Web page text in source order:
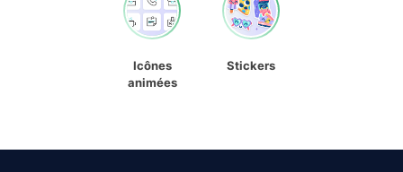
Icônes
animées
Stickers